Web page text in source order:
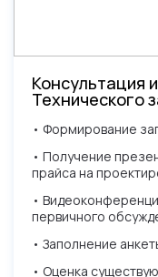
Консультация
Технического
• Формирование
• Получение
прайса на
•
первичного
• Заполнение
• Оценка